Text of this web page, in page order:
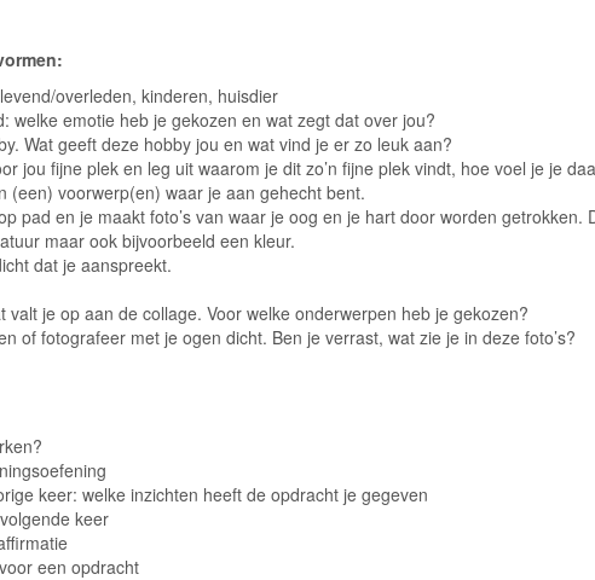
overleden, kinderen, huisdier
welke emotie heb je gekozen en wat zegt dat over jou?
Wat geeft deze hobby jou en wat vind je er zo leuk aan?
jou fijne plek en leg uit waarom je dit zo’n fijne plek vindt, hoe voel je je
(een) voorwerp(en) waar je aan gehecht bent.
pad en je maakt foto’s van waar je oog en je hart door worden getrokken.
maar ook bijvoorbeeld een kleur.
dat je aanspreekt.
valt je op aan de collage. Voor welke onderwerpen heb je gekozen?
of fotografeer met je ogen dicht. Ben je verrast, wat zie je in deze foto’s?
keer: welke inzichten heeft de opdracht je gegeven
keer
een opdracht